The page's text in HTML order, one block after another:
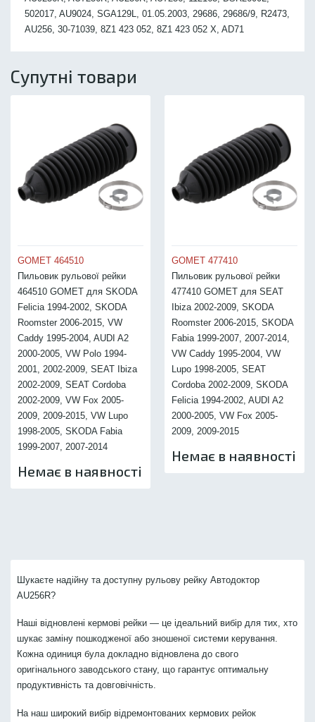
502017, AU9024, SGA129L, 01.05.2003, 29686, 29686/9, R2473,
AU256, 30-71039, 8Z1 423 052, 8Z1 423 052 X, AD71
Супутні товари
GOMET 464510
Пильовик рульової рейки
464510 GOMET для SKODA
Felicia 1994-2002, SKODA
Roomster 2006-2015, VW
Caddy 1995-2004, AUDI A2
2000-2005, VW Polo 1994-
2001, 2002-2009, SEAT Ibiza
2002-2009, SEAT Cordoba
2002-2009, VW Fox 2005-
2009, 2009-2015, VW Lupo
1998-2005, SKODA Fabia
1999-2007, 2007-2014
Немає в наявності
GOMET 477410
Пильовик рульової рейки
477410 GOMET для SEAT
Ibiza 2002-2009, SKODA
Roomster 2006-2015, SKODA
Fabia 1999-2007, 2007-2014,
VW Caddy 1995-2004, VW
Lupo 1998-2005, SEAT
Cordoba 2002-2009, SKODA
Felicia 1994-2002, AUDI A2
2000-2005, VW Fox 2005-
2009, 2009-2015
Немає в наявності
Шукаєте надійну та доступну рульову рейку Автодоктор
AU256R?
Наші відновлені кермові рейки — це ідеальний вибір для тих, хто
шукає заміну пошкодженої або зношеної системи керування.
Кожна одиниця була докладно відновлена до свого
оригінального заводського стану, що гарантує оптимальну
продуктивність та довговічність.
На наш широкий вибір відремонтованих кермових рейок